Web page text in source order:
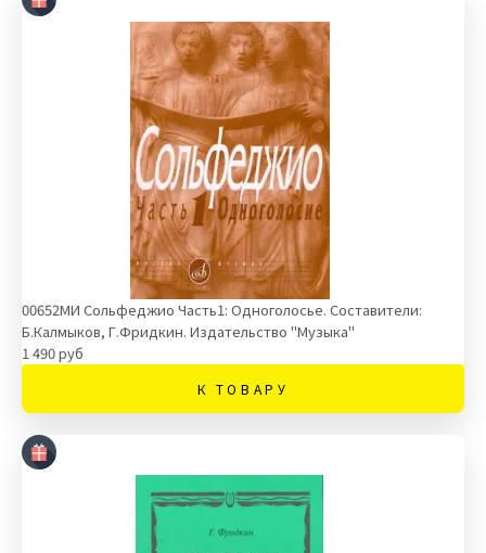
00652МИ Сольфеджио Часть1: Одноголосье. Составители:
Б.Калмыков, Г.Фридкин. Издательство "Музыка"
1 490 руб
К ТОВАРУ